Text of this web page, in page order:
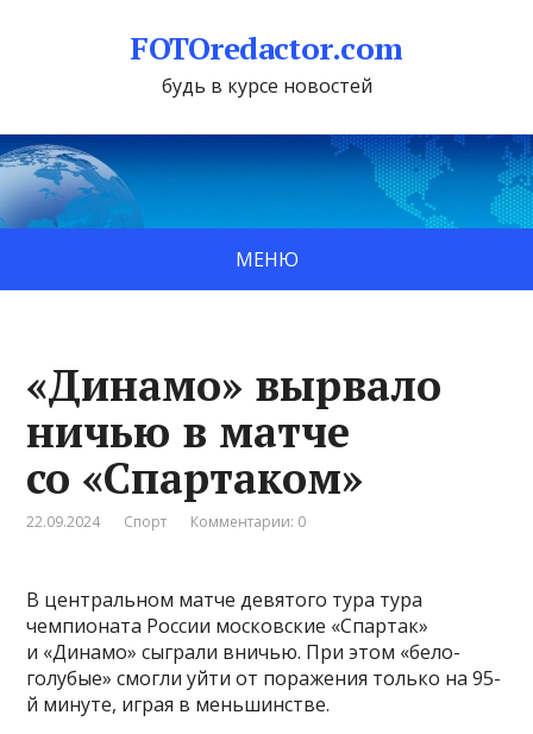
FOTOredactor.com
будь в курсе новостей
МЕНЮ
«Динамо» вырвало
ничью в матче
со «Спартаком»
22.09.2024 Спорт Комментарии: 0
В центральном матче девятого тура тура
чемпионата России московские «Спартак»
и «Динамо» сыграли вничью. При этом «бело-
голубые» смогли уйти от поражения только на 95-
й минуте, играя в меньшинстве.